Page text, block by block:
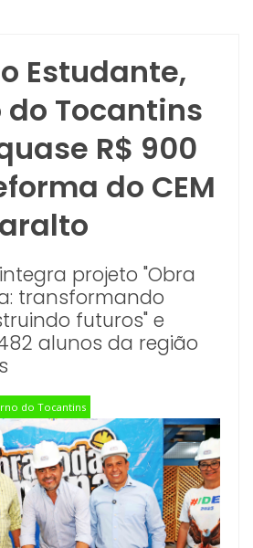
Estudante,
do Tocantins
R$ 900
do CEM
projeto "Obra
transformando
futuros" e
alunos da região
do Tocantins